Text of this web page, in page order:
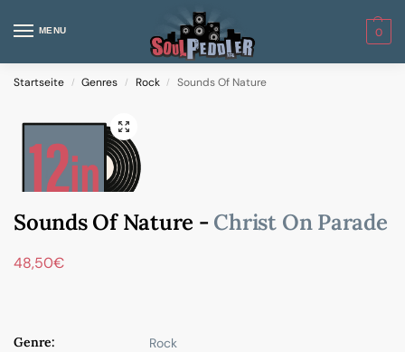
MENU 0
Startseite / Genres / Rock / Sounds Of Nature
Sounds Of Nature - Christ On Parade
48,50€
Genre: Rock